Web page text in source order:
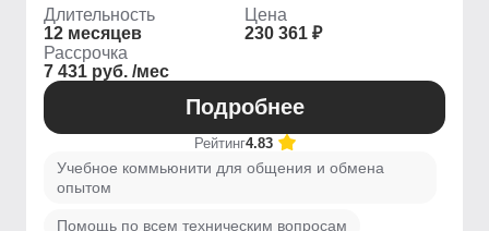
Длительность
12 месяцев
Цена
230 361 ₽
Рассрочка
7 431 руб. /мес
Подробнее
Рейтинг4.83
Учебное коммьюнити для общения и обмена
опытом
Помощь по всем техническим вопросам